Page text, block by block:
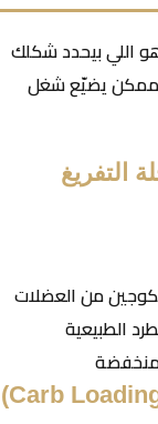
اللي بيحدد شكلك
ممكن يضيّع شغل
التفريغ